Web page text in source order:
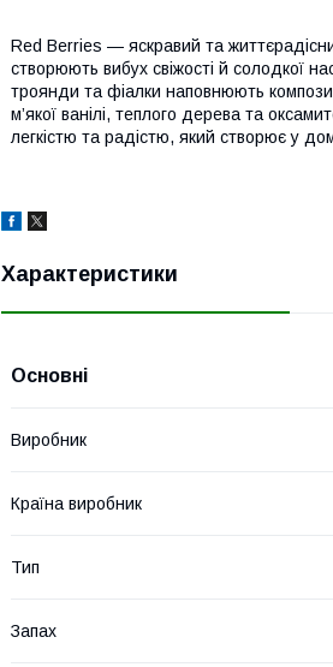
Red Berries — яскравий та
створюють вибух свіжості й солодкої
троянди та фіалки наповнюють
м’якої ванілі, теплого дерева та
легкістю та радістю, який створює у
Характеристики
Основні
Виробник
Країна виробник
Тип
Запах